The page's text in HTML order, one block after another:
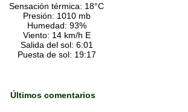
Sensación térmica: 18°C
Presión: 1010 mb
Humedad: 93%
Viento: 14 km/h E
Salida del sol: 6:01
Puesta de sol: 19:17
Últimos comentarios